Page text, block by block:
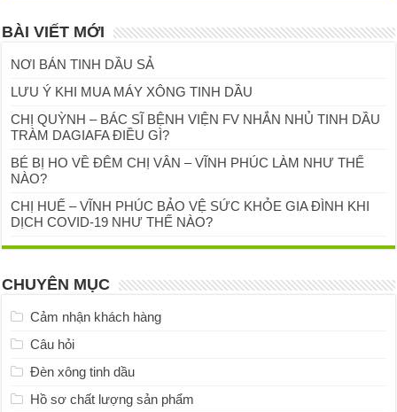
BÀI VIẾT MỚI
NƠI BÁN TINH DẦU SẢ
LƯU Ý KHI MUA MÁY XÔNG TINH DẦU
CHỊ QUỲNH – BÁC SĨ BỆNH VIỆN FV NHẮN NHỦ TINH DẦU
TRÀM DAGIAFA ĐIỀU GÌ?
BÉ BỊ HO VỀ ĐÊM CHỊ VÂN – VĨNH PHÚC LÀM NHƯ THẾ
NÀO?
CHỊ HUẾ – VĨNH PHÚC BẢO VỆ SỨC KHỎE GIA ĐÌNH KHI
DỊCH COVID-19 NHƯ THẾ NÀO?
CHUYÊN MỤC
Cảm nhận khách hàng
Câu hỏi
Đèn xông tinh dầu
Hồ sơ chất lượng sản phẩm